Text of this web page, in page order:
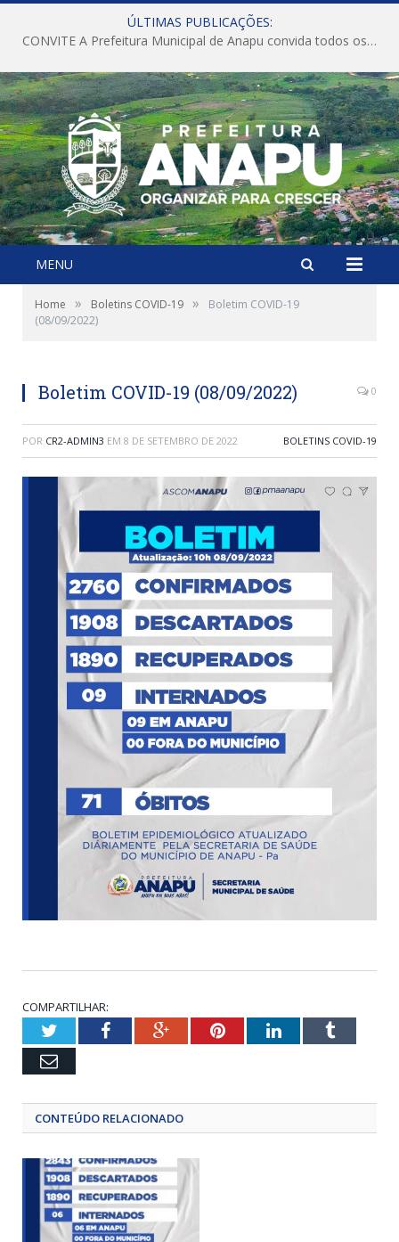
ÚLTIMAS PUBLICAÇÕES:
CONVITE A Prefeitura Municipal de Anapu convida todos os servidores públicos municipais para participarem da Audiência Pública de discussão da Lei de Diretrizes Orçamentárias (LDO), importante instrumento de planejamento das ações e investimentos da Administração Pública para o próximo exercício financeiro.
MENU
Home » Boletins COVID-19 »
Boletim COVID-19
(08/09/2022)
Boletim COVID-19 (08/09/2022) 0
POR CR2-ADMIN3 EM 8 DE SETEMBRO DE 2022 BOLETINS COVID-19
COMPARTILHAR:
TwitterFacebookGoogle+PinterestLinkedInTumblr
Email
CONTEÚDO RELACIONADO